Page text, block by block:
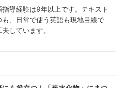
導経験は9年以上です。テキスト
、日常で使う英語も現地目線で
しています。